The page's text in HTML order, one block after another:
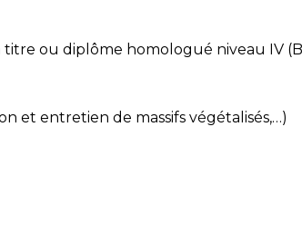
ou diplôme homologué niveau IV
et entretien de massifs végétalisés,…)